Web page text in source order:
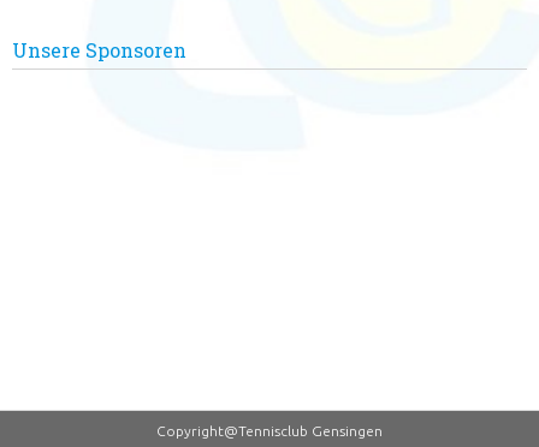
Unsere Sponsoren
Copyright@Tennisclub Gensingen